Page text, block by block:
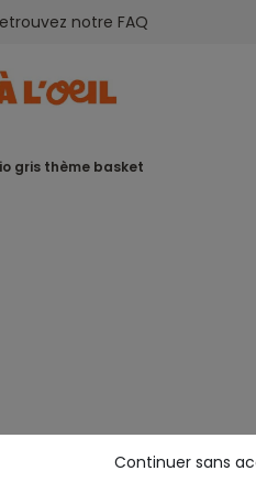
notre FAQ
gris thème basket
Continuer sans